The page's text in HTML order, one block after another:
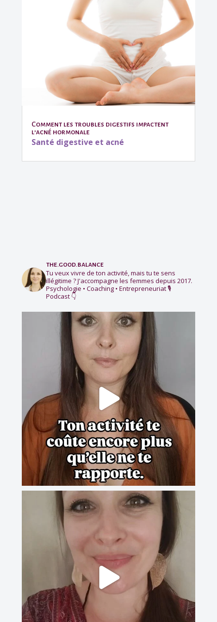
Comment les troubles digestifs impactent
l’acné hormonale
Santé digestive et acné
the.good.balance
Tu veux vivre de ton activité, mais tu te sens
illégitime ?J'accompagne les femmes depuis 2017.
Psychologie • Coaching • Entrepreneuriat🎙️
Podcast 👇